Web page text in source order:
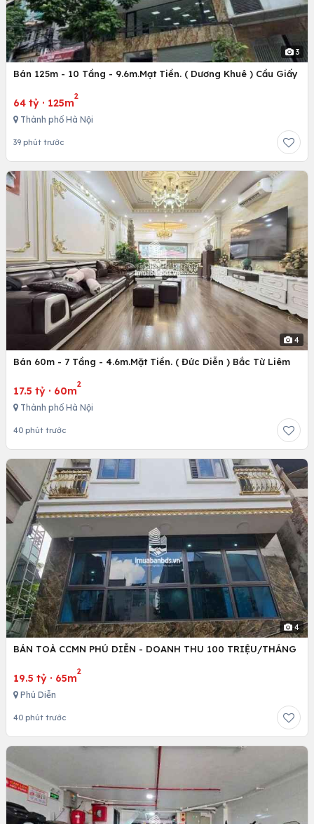
3
Bán 125m - 10 Tầng - 9.6m.Mạt Tiền. ( Dương Khuê ) Cầu Giấy
64 tỷ · 125m
2
Thành phố Hà Nội
39 phút trước
4
Bán 60m - 7 Tầng - 4.6m.Mặt Tiền. ( Đức Diễn ) Bắc Từ Liêm
17.5 tỷ · 60m
2
Thành phố Hà Nội
40 phút trước
4
BÁN TOÀ CCMN PHÚ DIỄN - DOANH THU 100 TRIỆU/THÁNG
19.5 tỷ · 65m
2
Phú Diễn
40 phút trước